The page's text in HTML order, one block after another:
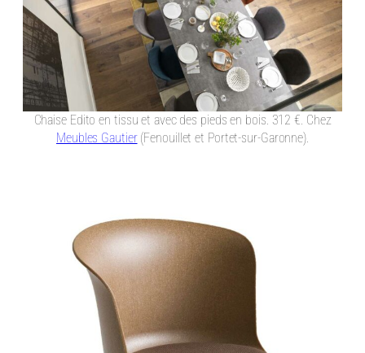
Chaise Edito en tissu et avec des pieds en bois. 312 €. Chez
Meubles Gautier(Fenouillet et Portet-sur-Garonne).